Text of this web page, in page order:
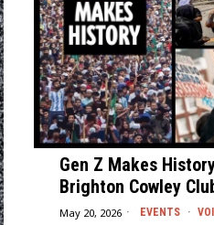
Gen Z Makes
Brighton Cowley
May 20, 2026 EVENTS ·